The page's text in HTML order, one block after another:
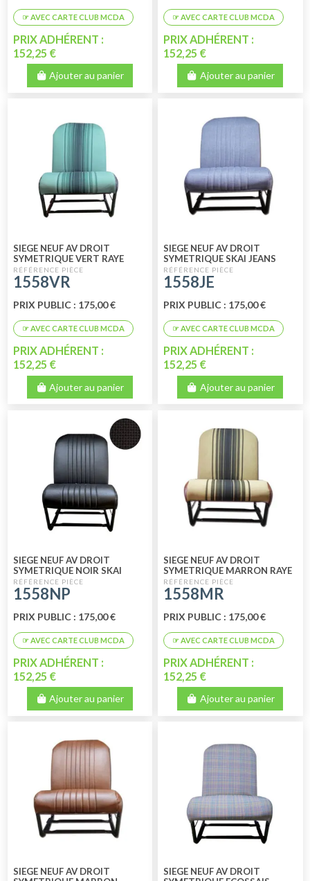
PRIX ADHÉRENT :
152,25 €
Ajouter au panier
PRIX ADHÉRENT :
152,25 €
Ajouter au panier
SIEGE NEUF AV DROIT
SYMETRIQUE VERT RAYE
1558VR
PRIX PUBLIC : 175,00 €
PRIX ADHÉRENT :
152,25 €
Ajouter au panier
SIEGE NEUF AV DROIT
SYMETRIQUE SKAI JEANS
1558JE
PRIX PUBLIC : 175,00 €
PRIX ADHÉRENT :
152,25 €
Ajouter au panier
SIEGE NEUF AV DROIT
SYMETRIQUE NOIR SKAI
PERFORE
1558NP
PRIX PUBLIC : 175,00 €
PRIX ADHÉRENT :
152,25 €
Ajouter au panier
SIEGE NEUF AV DROIT
SYMETRIQUE MARRON RAYE
1558MR
PRIX PUBLIC : 175,00 €
PRIX ADHÉRENT :
152,25 €
Ajouter au panier
SIEGE NEUF AV DROIT
SIEGE NEUF AV DROIT